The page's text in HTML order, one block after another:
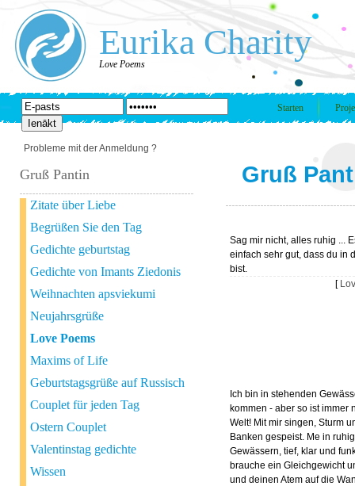
Eurika Charity
Love Poems
Starten
Probleme mit der Anmeldung ?
Gruß Pantin
Zitate über Liebe
Begrüßen Sie den Tag
Gedichte geburtstag
Gedichte von Imants Ziedonis
Weihnachten apsviekumi
Neujahrsgrüße
Love Poems
Maxims of Life
Geburtstagsgrüße auf Russisch
Couplet für jeden Tag
Ostern Couplet
Valentinstag gedichte
Wissen
Gruß
Sag mir nicht, alles ruhig ...
einfach sehr gut, dass du in
bist.
[
Ich bin in stehenden
kommen - aber so ist immer
Welt! Mit mir singen, Sturm
Banken gespeist. Me in
Gewässern, tief, klar und
brauche ein Gleichgewicht
und deinen Atem auf die